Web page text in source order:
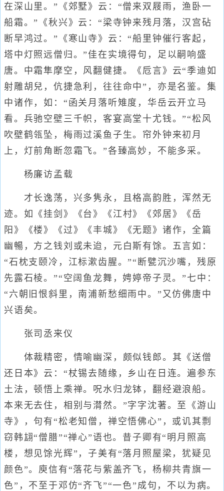
在深山里。”《郊墅》云：“僧来双屐雨，渔卧一
船霜。”《秋兴》云：“梁寺钟来残月落，汉宫砧
断早鸿过。”《寒山寺》云：“船里钟催行客起，
塔中灯照远僧归。”佳在实境得句，足以嗣响盛
唐。中霜隼摩空，风翻健捷。《卮言》云“季迪如
射雕胡兒，伉捷急利，往往命中”，亦是名鉴。集
中诸作，如：“函关月落听雉度，华岳云开立马
看。兵驰空壁三千帜，客宴高堂十尤钱。”“松风
吹壁鹤瓴坠，梅雨过溪鱼子生。帘外钟来初月
上，灯前角断忽霜飞。”各臻高妙，不能多采。
杨廉访孟载
才长逸荡，兴多隽永，且格高韵胜，浑然无
迹。如《挂剑》《台》《江村》《郊居》《岳
阳》《楼》《过》《丰城》《无题》诸作，全篇
幽暢，方之钱刘或未迨，元白斯有馀。五言如：
“石枕支颐冷，江标漱齿腥。”“断甓沉沙嘴，残原
先露石棱。”“空阔鱼龙舞，娉婷帝子灵。”七中：
“六朝旧恨斜里，南浦新愁细雨中。”又仿佛唐中
兴语矣。
张司丞来仪
体裁精密，情喻幽深，颇似钱郎。其《送僧
还日本》云：“杖锡去随缘，乡山在日连。遍参东
土法，顿悟上乘禅。呪水归龙钵，翻经避浪船。
本来无去住，相别与潸然。”字字沈著。至《游山
寺》，句有“松老知僧，禅空悟佛心”，或讥其剽
窃韩翃“僧腊”“禅心”语也。昔子卿有“明月照高
楼，想见馀光辉”，子美有“落月照屋梁，犹疑见
颜色”。庾信有“落花与紫盖齐飞，杨柳共青旗一
色”，不至于邓仿“齐飞”“一色”成句，不以为病。